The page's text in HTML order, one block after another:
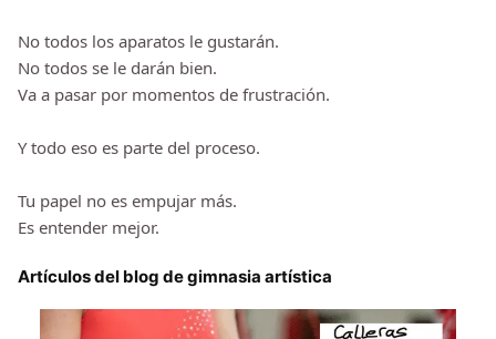
No todos los aparatos le gustarán.
No todos se le darán bien.
Va a pasar por momentos de frustración.
Y todo eso es parte del proceso.
Tu papel no es empujar más.
Es entender mejor.
Artículos del blog de gimnasia artística